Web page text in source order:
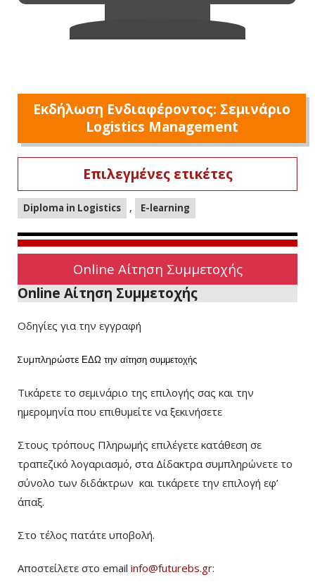
Εκδήλωση Ενδιαφέροντος: Σεμινάριο
Logistics Management
Επιλεγμένες ετικέτες
Diploma in Logistics , E-learning
Online Αίτηση Συμμετοχής
Online Αίτηση Συμμετοχής
Οδηγίες για την εγγραφή
Συμπληρώστε ΕΔΩ την αίτηση συμμετοχής
Τικάρετε το σεμινάριο της επιλογής σας και την
ημερομηνία που επιθυμείτε να ξεκινήσετε
Στους τρόπους Πληρωμής επιλέγετε κατάθεση σε
τραπεζικό λογαριασμό, στα Δίδακτρα συμπληρώνετε το
σύνολο των διδάκτρων και τικάρετε την επιλογή εφ’
άπαξ.
Στο τέλος πατάτε υποβολή.
Αποστείλετε στο email info@futurebs.gr: